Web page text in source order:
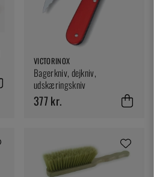
VICTORINOX
Bagerkniv, dejkniv,
udskæringskniv
377 kr.